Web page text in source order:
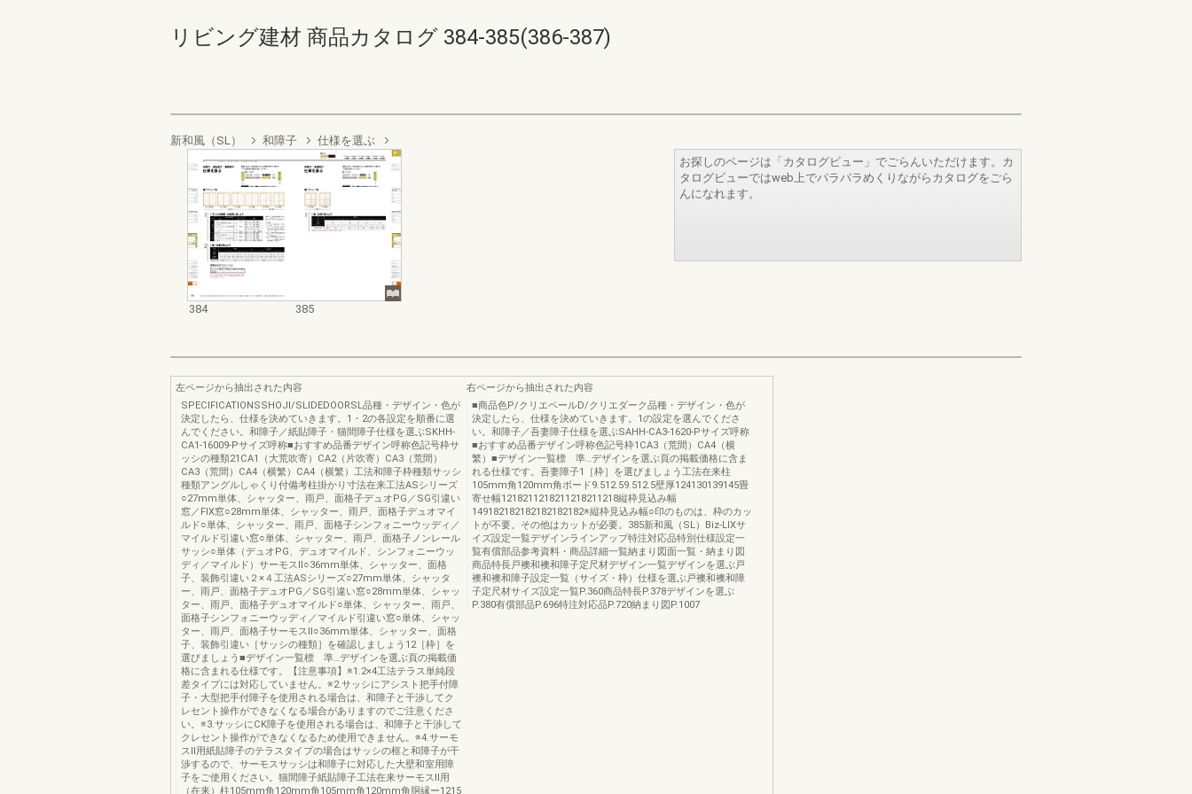
リビング建材 商品カタログ 384-385(386-387)
新和風（SL） 和障子 仕様を選ぶ
384 385
お探しのページは「カタログビュー」でごらんいただけます。カ
タログビューではweb上でパラパラめくりながらカタログをごら
んになれます。
左ページから抽出された内容
SPECIFICATIONSSHOJI/SLIDEDOORSL品種・デザイン・色が
決定したら、仕様を決めていきます。1・2の各設定を順番に選
んでください。和障子／紙貼障子・猫間障子仕様を選ぶSKHH-
CA1-16009-Pサイズ呼称■おすすめ品番デザイン呼称色記号枠サ
ッシの種類21CA1（大荒吹寄）CA2（片吹寄）CA3（荒間）
CA3（荒間）CA4（横繁）CA4（横繁）工法和障子枠種類サッシ
種類アングルしゃくり付備考柱掛かり寸法在来工法ASシリーズ
○27mm単体、シャッター、雨戸、面格子デュオPG／SG引違い
窓／FIX窓○28mm単体、シャッター、雨戸、面格子デュオマイ
ルド○単体、シャッター、雨戸、面格子シンフォニーウッディ／
マイルド引違い窓○単体、シャッター、雨戸、面格子ノンレール
サッシ○単体（デュオPG、デュオマイルド、シンフォニーウッ
ディ／マイルド）サーモスⅡ○36mm単体、シャッター、面格
子、装飾引違い２×４工法ASシリーズ○27mm単体、シャッタ
ー、雨戸、面格子デュオPG／SG引違い窓○28mm単体、シャッ
ター、雨戸、面格子デュオマイルド○単体、シャッター、雨戸、
面格子シンフォニーウッディ／マイルド引違い窓○単体、シャッ
ター、雨戸、面格子サーモスⅡ○36mm単体、シャッター、面格
子、装飾引違い［サッシの種類］を確認しましょう12［枠］を
選びましょう■デザイン一覧標 準…デザインを選ぶ頁の掲載価
格に含まれる仕様です。【注意事項】※1.2×4工法テラス単純段
差タイプには対応していません。※2.サッシにアシスト把手付障
子・大型把手付障子を使用される場合は、和障子と干渉してク
レセント操作ができなくなる場合がありますのでご注意くださ
い。※3.サッシにCK障子を使用される場合は、和障子と干渉して
クレセント操作ができなくなるため使用できません。※4.サーモ
スⅡ用紙貼障子のテラスタイプの場合はサッシの框と和障子が干
渉するので、サーモスサッシは和障子に対応した大壁和室用障
子をご使用ください。猫間障子紙貼障子工法在来サーモスⅡ用
（在来）柱105mm角120mm角105mm角120mm角胴縁ー1215
右ページから抽出された内容
■商品色P/クリエペールD/クリエダーク品種・デザイン・色が
決定したら、仕様を決めていきます。1の設定を選んでくださ
い。和障子／吾妻障子仕様を選ぶSAHH-CA3-1620-Pサイズ呼称
■おすすめ品番デザイン呼称色記号枠1CA3（荒間）CA4（横
繁）■デザイン一覧標 準…デザインを選ぶ頁の掲載価格に含ま
れる仕様です。吾妻障子1［枠］を選びましょう工法在来柱
105mm角120mm角ボード9.512.59.512.5壁厚124130139145畳
寄せ幅1218211218211218211218縦枠見込み幅
149182182182182182182※縦枠見込み幅○印のものは、枠のカッ
トが不要。その他はカットが必要。385新和風（SL）Biz-LIXサ
イズ設定一覧デザインラインアップ特注対応品特別仕様設定一
覧有償部品参考資料・商品詳細一覧納まり図面一覧・納まり図
商品特長戸襖和襖和障子定尺材デザイン一覧デザインを選ぶ戸
襖和襖和障子設定一覧（サイズ・枠）仕様を選ぶ戸襖和襖和障
子定尺材サイズ設定一覧P.360商品特長P.378デザインを選ぶ
P.380有償部品P.696特注対応品P.720納まり図P.1007